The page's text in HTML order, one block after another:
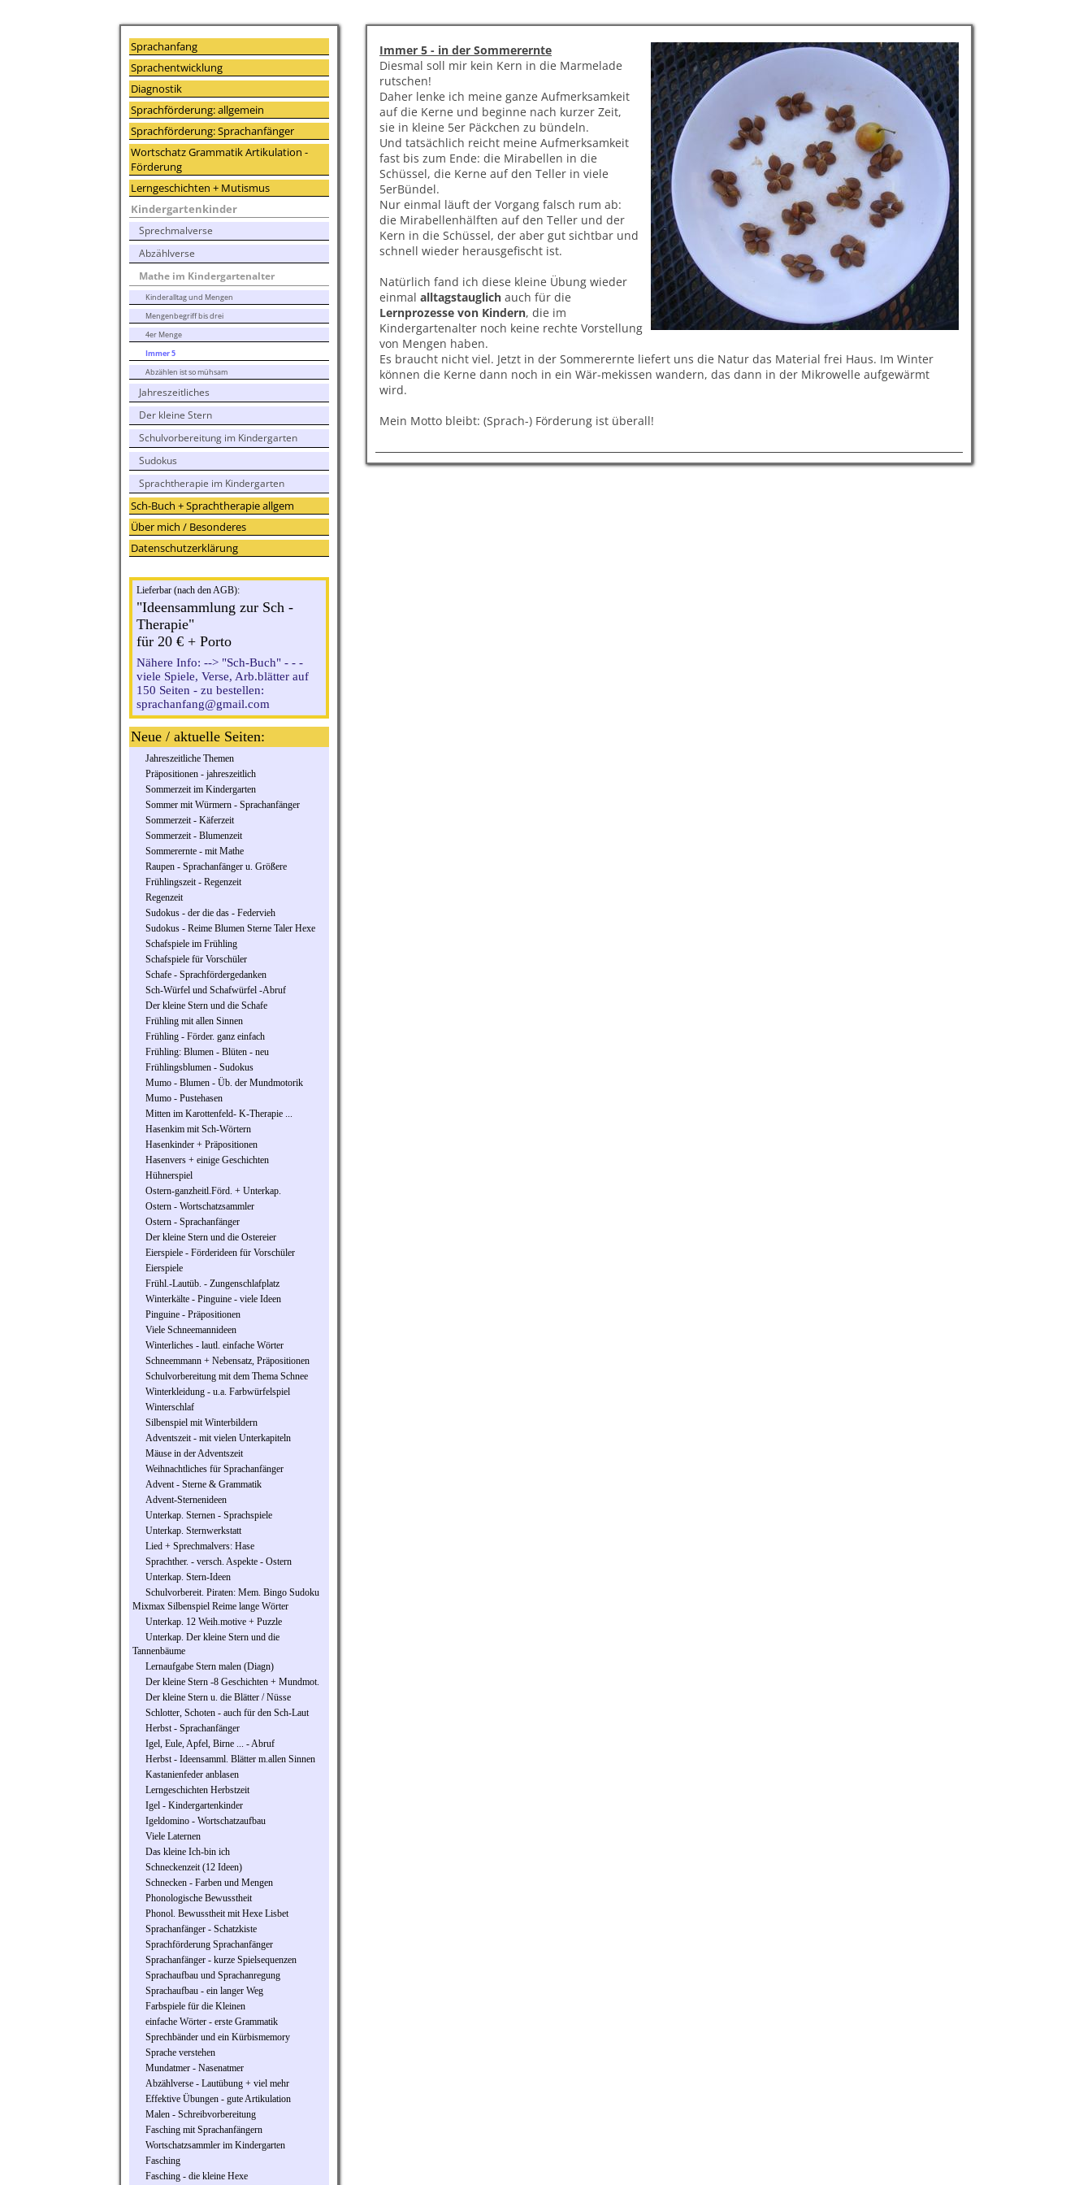
Sprachanfang
Sprachentwicklung
Diagnostik
Sprachförderung: allgemein
Sprachförderung: Sprachanfänger
Wortschatz Grammatik Artikulation -
Förderung
Lerngeschichten + Mutismus
Kindergartenkinder
Sprechmalverse
Abzählverse
Mathe im Kindergartenalter
Kinderalltag und Mengen
Mengenbegriff bis drei
4er Menge
Immer 5
Abzählen ist so mühsam
Jahreszeitliches
Der kleine Stern
Schulvorbereitung im Kindergarten
Sudokus
Sprachtherapie im Kindergarten
Sch-Buch + Sprachtherapie allgem
Über mich / Besonderes
Datenschutzerklärung
Lieferbar (nach den AGB):
"Ideensammlung zur Sch -
Therapie"
für 20 € + Porto
Nähere Info: --> "Sch-Buch" - - -
viele Spiele, Verse, Arb.blätter auf
150 Seiten - zu bestellen:
sprachanfang@gmail.com
Neue / aktuelle Seiten:
Jahreszeitliche Themen
Präpositionen - jahreszeitlich
Sommerzeit im Kindergarten
Sommer mit Würmern - Sprachanfänger
Sommerzeit - Käferzeit
Sommerzeit - Blumenzeit
Sommerernte - mit Mathe
Raupen - Sprachanfänger u. Größere
Frühlingszeit - Regenzeit
Regenzeit
Sudokus - der die das - Federvieh
Sudokus - Reime Blumen Sterne Taler Hexe
Schafspiele im Frühling
Schafspiele für Vorschüler
Schafe - Sprachfördergedanken
Sch-Würfel und Schafwürfel -Abruf
Der kleine Stern und die Schafe
Frühling mit allen Sinnen
Frühling - Förder. ganz einfach
Frühling: Blumen - Blüten - neu
Frühlingsblumen - Sudokus
Mumo - Blumen - Üb. der Mundmotorik
Mumo - Pustehasen
Mitten im Karottenfeld- K-Therapie ...
Hasenkim mit Sch-Wörtern
Hasenkinder + Präpositionen
Hasenvers + einige Geschichten
Hühnerspiel
Ostern-ganzheitl.Förd. + Unterkap.
Ostern - Wortschatzsammler
Ostern - Sprachanfänger
Der kleine Stern und die Ostereier
Eierspiele - Förderideen für Vorschüler
Eierspiele
Frühl.-Lautüb. - Zungenschlafplatz
Winterkälte - Pinguine - viele Ideen
Pinguine - Präpositionen
Viele Schneemannideen
Winterliches - lautl. einfache Wörter
Schneemmann + Nebensatz, Präpositionen
Schulvorbereitung mit dem Thema Schnee
Winterkleidung - u.a. Farbwürfelspiel
Winterschlaf
Silbenspiel mit Winterbildern
Adventszeit - mit vielen Unterkapiteln
Mäuse in der Adventszeit
Weihnachtliches für Sprachanfänger
Advent - Sterne & Grammatik
Advent-Sternenideen
Unterkap. Sternen - Sprachspiele
Unterkap. Sternwerkstatt
Lied + Sprechmalvers: Hase
Sprachther. - versch. Aspekte - Ostern
Unterkap. Stern-Ideen
Schulvorbereit. Piraten: Mem. Bingo Sudoku
Mixmax Silbenspiel Reime lange Wörter
Unterkap. 12 Weih.motive + Puzzle
Unterkap. Der kleine Stern und die
Tannenbäume
Lernaufgabe Stern malen (Diagn)
Der kleine Stern -8 Geschichten + Mundmot.
Der kleine Stern u. die Blätter / Nüsse
Schlotter, Schoten - auch für den Sch-Laut
Herbst - Sprachanfänger
Igel, Eule, Apfel, Birne ... - Abruf
Herbst - Ideensamml. Blätter m.allen Sinnen
Kastanienfeder anblasen
Lerngeschichten Herbstzeit
Igel - Kindergartenkinder
Igeldomino - Wortschatzaufbau
Viele Laternen
Das kleine Ich-bin ich
Schneckenzeit (12 Ideen)
Schnecken - Farben und Mengen
Phonologische Bewusstheit
Phonol. Bewusstheit mit Hexe Lisbet
Sprachanfänger - Schatzkiste
Sprachförderung Sprachanfänger
Sprachanfänger - kurze Spielsequenzen
Sprachaufbau und Sprachanregung
Sprachaufbau - ein langer Weg
Farbspiele für die Kleinen
einfache Wörter - erste Grammatik
Sprechbänder und ein Kürbismemory
Sprache verstehen
Mundatmer - Nasenatmer
Abzählverse - Lautübung + viel mehr
Effektive Übungen - gute Artikulation
Malen - Schreibvorbereitung
Fasching mit Sprachanfängern
Wortschatzsammler im Kindergarten
Fasching
Fasching - die kleine Hexe
Immer 5 - in der Sommerernte
Diesmal soll mir kein Kern in die Marmelade
rutschen!
Daher lenke ich meine ganze Aufmerksamkeit
auf die Kerne und beginne nach kurzer Zeit,
sie in kleine 5er Päckchen zu bündeln.
Und tatsächlich reicht meine Aufmerksamkeit
fast bis zum Ende: die Mirabellen in die
Schüssel, die Kerne auf den Teller in viele
5erBündel.
Nur einmal läuft der Vorgang falsch rum ab:
die Mirabellenhälften auf den Teller und der
Kern in die Schüssel, der aber gut sichtbar und
schnell wieder herausgefischt ist.
Natürlich fand ich diese kleine Übung wieder
einmal alltagstauglich auch für die
Lernprozesse von Kindern, die im
Kindergartenalter noch keine rechte Vorstellung
von Mengen haben.
Es braucht nicht viel. Jetzt in der Sommerernte liefert uns die Natur das Material frei Haus. Im Winter
können die Kerne dann noch in ein Wär-mekissen wandern, das dann in der Mikrowelle aufgewärmt
wird.
Mein Motto bleibt: (Sprach-) Förderung ist überall!